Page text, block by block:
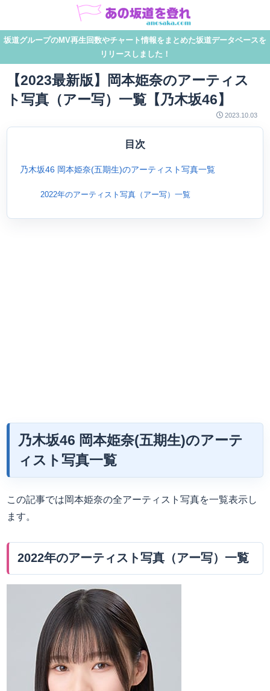
坂道グループのMV再生回数やチャート情報をまとめた坂道データベースを
リリースしました！
【2023最新版】岡本姫奈のアーティス
ト写真（アー写）一覧【乃木坂46】
2023.10.03
目次
乃木坂46 岡本姫奈(五期生)のアーティスト写真一覧
2022年のアーティスト写真（アー写）一覧
乃木坂46 岡本姫奈(五期生)のアーテ
ィスト写真一覧
この記事では岡本姫奈の全アーティスト写真を一覧表示し
ます。
2022年のアーティスト写真（アー写）一覧